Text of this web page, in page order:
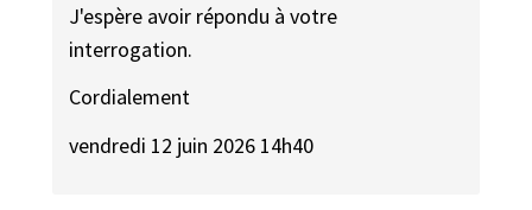
J'espère avoir répondu à votre
interrogation.
Cordialement
vendredi 12 juin 2026 14h40